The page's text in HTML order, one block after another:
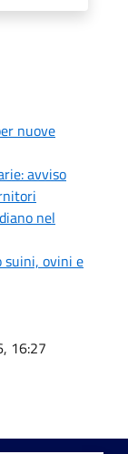
nuove
avviso
nel
suini, ovini e
16:27